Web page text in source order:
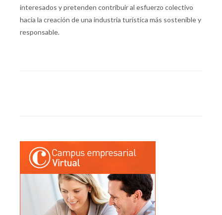
interesados y pretenden contribuir al esfuerzo colectivo
hacia la creación de una industria turística más sostenible y
responsable.